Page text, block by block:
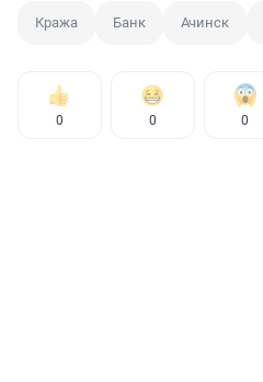
Кража Банк Ачинск
0 0 0